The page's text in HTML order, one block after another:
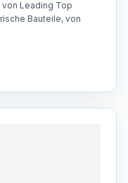
von Leading Top
Bauteile, von